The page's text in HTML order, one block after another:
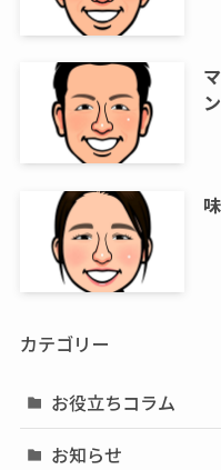
カテゴリー
お役立ちコラム
お知らせ